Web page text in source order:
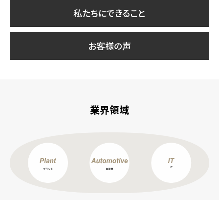
私たちにできること
お客様の声
業界領域